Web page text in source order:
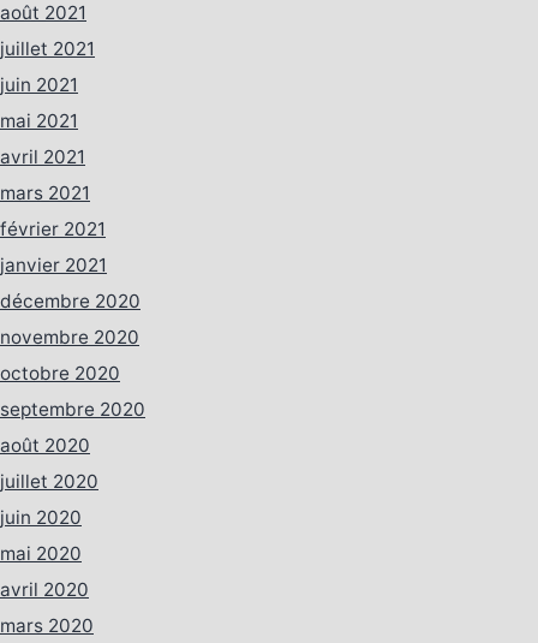
août 2021
juillet 2021
juin 2021
mai 2021
avril 2021
mars 2021
février 2021
janvier 2021
décembre 2020
novembre 2020
octobre 2020
septembre 2020
août 2020
juillet 2020
juin 2020
mai 2020
avril 2020
mars 2020